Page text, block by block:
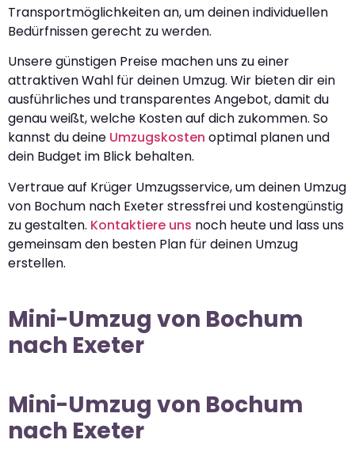
Transportmöglichkeiten an, um deinen individuellen
Bedürfnissen gerecht zu werden.
Unsere günstigen Preise machen uns zu einer
attraktiven Wahl für deinen Umzug. Wir bieten dir ein
ausführliches und transparentes Angebot, damit du
genau weißt, welche Kosten auf dich zukommen. So
kannst du deine Umzugskosten optimal planen und
dein Budget im Blick behalten.
Vertraue auf Krüger Umzugsservice, um deinen Umzug
von Bochum nach Exeter stressfrei und kostengünstig
zu gestalten. Kontaktiere uns noch heute und lass uns
gemeinsam den besten Plan für deinen Umzug
erstellen.
Mini-Umzug von Bochum
nach Exeter
Mini-Umzug von Bochum
nach Exeter